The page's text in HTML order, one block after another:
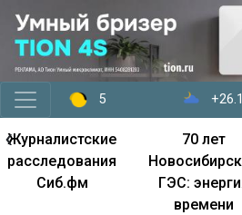
5 +26.1
Журналистские
расследования
Сиб.фм
70 лет
ГЭС:
времени
‹